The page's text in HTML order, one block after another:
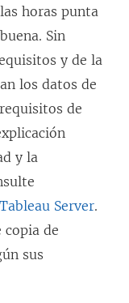
horas punta
Sin
y de la
los datos de
de
y la
Server.
copia de
sus